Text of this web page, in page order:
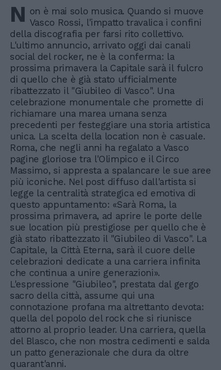
N on è mai solo musica. Quando si muove
Vasco Rossi, l'impatto travalica i confini
della discografia per farsi rito collettivo.
L'ultimo annuncio, arrivato oggi dai canali
social del rocker, ne è la conferma: la
prossima primavera la Capitale sarà il fulcro
di quello che è già stato ufficialmente
ribattezzato il "Giubileo di Vasco". Una
celebrazione monumentale che promette di
richiamare una marea umana senza
precedenti per festeggiare una storia artistica
unica. La scelta della location non è casuale.
Roma, che negli anni ha regalato a Vasco
pagine gloriose tra l'Olimpico e il Circo
Massimo, si appresta a spalancare le sue aree
più iconiche. Nel post diffuso dall'artista si
legge la centralità strategica ed emotiva di
questo appuntamento: «Sarà Roma, la
prossima primavera, ad aprire le porte delle
sue location più prestigiose per quello che è
già stato ribattezzato il "Giubileo di Vasco". La
Capitale, la Città Eterna, sarà il cuore delle
celebrazioni dedicate a una carriera infinita
che continua a unire generazioni».
L'espressione "Giubileo", prestata dal gergo
sacro della città, assume qui una
connotazione profana ma altrettanto devota:
quella del popolo del rock che si riunisce
attorno al proprio leader. Una carriera, quella
del Blasco, che non mostra cedimenti e salda
un patto generazionale che dura da oltre
quarant'anni.